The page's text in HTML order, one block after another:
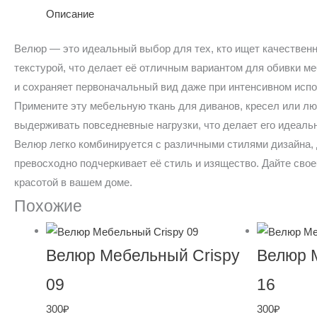
Описание
Велюр — это идеальный выбор для тех, кто ищет
текстурой, что делает её отличным вариантом для обивки
и сохраняет первоначальный вид даже при интенсивном
Примените эту мебельную ткань для диванов, кресел или
выдерживать повседневные нагрузки, что делает его
Велюр легко комбинируется с различными стилями
превосходно подчеркивает её стиль и изящество. Дайте
красотой в вашем доме.
Похожие
Велюр Мебельный Crispy
09
300₽
Велюр
16
300₽